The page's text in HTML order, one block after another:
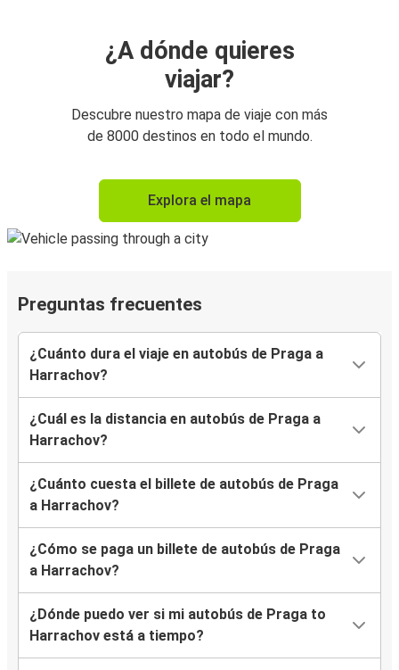
¿A dónde quieres
viajar?
Descubre nuestro mapa de viaje con más
de 8000 destinos en todo el mundo.
Explora el mapa
Preguntas frecuentes
¿Cuánto dura el viaje en autobús de Praga a
Harrachov?
¿Cuál es la distancia en autobús de Praga a
Harrachov?
¿Cuánto cuesta el billete de autobús de Praga
a Harrachov?
¿Cómo se paga un billete de autobús de Praga
a Harrachov?
¿Dónde puedo ver si mi autobús de Praga to
Harrachov está a tiempo?